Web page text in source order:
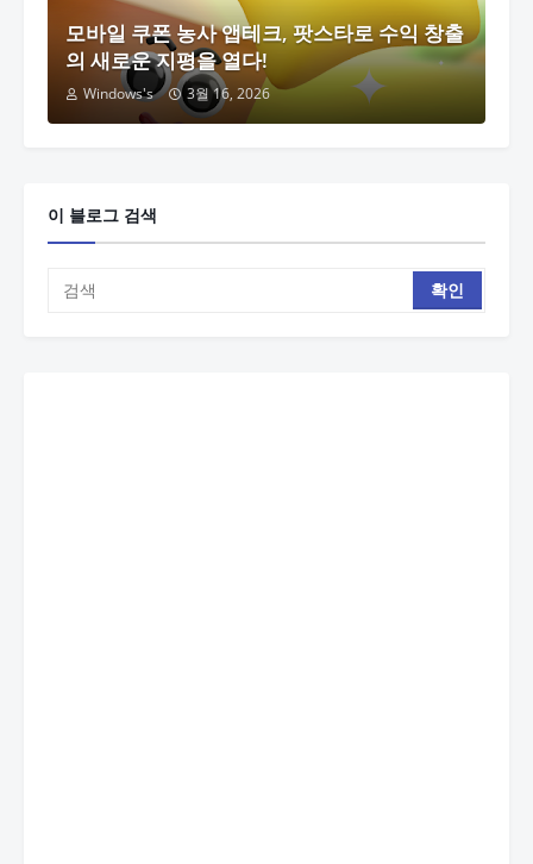
모바일 쿠폰 농사 앱테크, 팟스타로 수익 창출
의 새로운 지평을 열다!
Windows's 3월 16, 2026
이 블로그 검색